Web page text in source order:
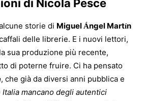
di Nicola Pesce
storie di MiguelÁngel Martín
delle librerie. E i nuovi lettori,
sua produzione più recente,
di poterne fruire. Ci ha pensato
, che già da diversi anni pubblica e
Italia mancano degli autentici